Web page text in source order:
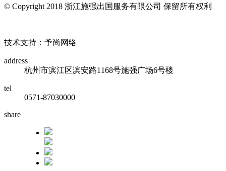
© Copyright 2018 浙江施强出国服务有限公司 保留所有权利
技术支持：予尚网络
address
杭州市滨江区滨安路1168号施强广场6号楼
tel
0571-87030000
share